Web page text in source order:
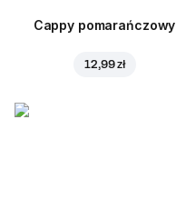
Cappy pomarańczowy
12,99 zł